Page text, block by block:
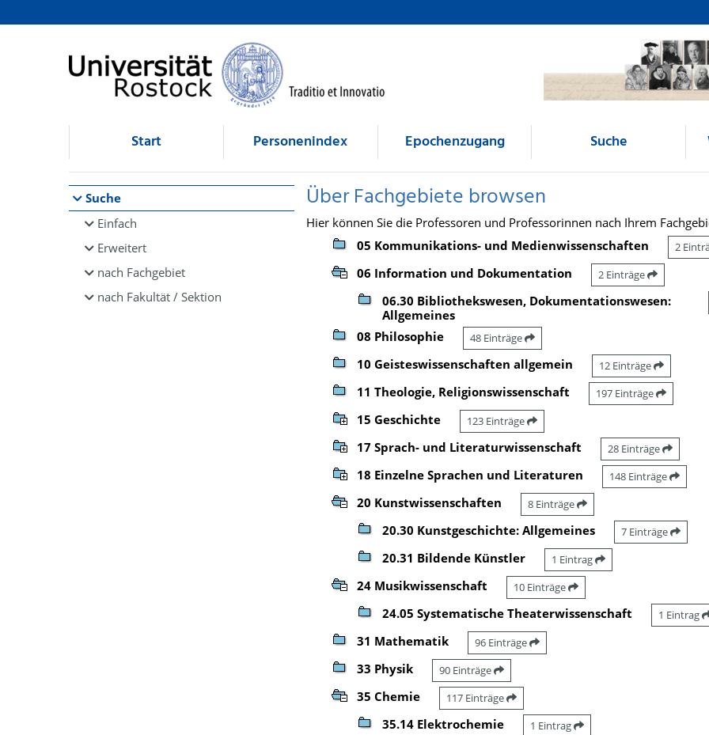
Browsen
direkt zum Inhalt
Start Personenindex Epochenzugang Suche
Suche
Einfach
Erweitert
nach Fachgebiet
nach Fakultät / Sektion
Über Fachgebiete browsen
Hier können Sie die Professoren und Professorinnen nach Ihrem
05 Kommunikations- und Medienwissenschaften
2
06 Information und Dokumentation 2 Einträge
06.30 Bibliothekswesen, Dokumentationswesen:
Allgemeines
08 Philosophie 48 Einträge
10 Geisteswissenschaften allgemein 12 Einträge
11 Theologie, Religionswissenschaft 197 Einträge
15 Geschichte 123 Einträge
17 Sprach- und Literaturwissenschaft 28 Einträge
18 Einzelne Sprachen und Literaturen 148 Einträge
20 Kunstwissenschaften 8 Einträge
20.30 Kunstgeschichte: Allgemeines 7 Einträge
20.31 Bildende Künstler 1 Eintrag
24 Musikwissenschaft 10 Einträge
24.05 Systematische Theaterwissenschaft 1 Eintrag
31 Mathematik 96 Einträge
33 Physik 90 Einträge
35 Chemie 117 Einträge
35.14 Elektrochemie 1 Eintrag